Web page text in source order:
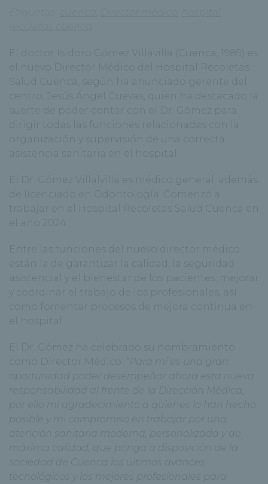
El doctor Isidoro Gómez Villavilla (Cuenca, 1989) es
el nuevo Director Médico del Hospital Recoletas
Salud Cuenca, según ha anunciado gerente del
centro, Jesús Ángel Cuevas, quien ha destacado la
suerte de poder contar con el Dr. Gómez para
dirigir todas las funciones relacionadas con la
organización y supervisión de una correcta
asistencia sanitaria en el hospital.
El Dr. Gómez Villalvilla es médico general, además
de licenciado en Odontología. Comenzó a
trabajar en el Hospital Recoletas Salud Cuenca en
el año 2024.
Entre las funciones del nuevo director médico
están la de garantizar la calidad, la seguridad
asistencial y el bienestar de los pacientes; mejorar
y coordinar el trabajo de los profesionales, así
como fomentar procesos de mejora continua en
el hospital.
El Dr. Gómez ha celebrado su nombramiento
como Director Médico.
“Para mí es una gran
oportunidad poder desempeñar ahora esta nueva
responsabilidad al frente de la Dirección Médica,
por ello mi agradecimiento a quienes lo han hecho
posible y mi compromiso en trabajar por una
atención sanitaria moderna, personalizada y de
máxima calidad, que ponga a disposición de la
sociedad de Cuenca los últimos avances
tecnológicos y los mejores profesionales para